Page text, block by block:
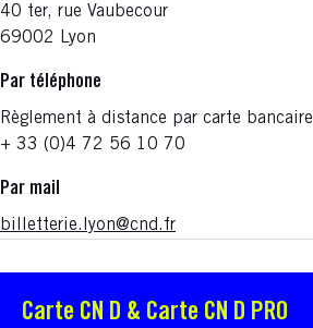
40 ter, rue Vaubecour
69002 Lyon
Par téléphone
Règlement à distance par carte bancaire
+ 33 (0)4 72 56 10 70
Par mail
billetterie.lyon@cnd.fr
Carte CN D & Carte CN D PRO